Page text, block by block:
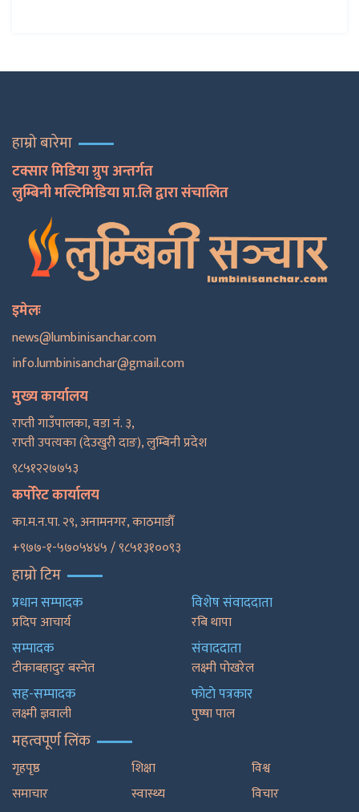
हाम्रो बारेमा
टक्सार मिडिया ग्रुप अन्तर्गत
लुम्बिनी मल्टिमिडिया प्रा.लि द्वारा संचालित
इमेलः
news@lumbinisanchar.com
info.lumbinisanchar@gmail.com
मुख्य कार्यालय
राप्ती गाउँपालका, वडा नं. ३,
राप्ती उपत्यका (देउखुरी दाङ), लुम्बिनी प्रदेश
९८५१२२७७५३
कर्पोरेट कार्यालय
का.म.न.पा. २९, अनामनगर, काठमाडाैँ
+९७७-१-५७०५४४५ / ९८५१३१००९३
हाम्रो टिम
प्रधान सम्पादक
प्रदिप आचार्य
सम्पादक
टीकाबहादुर बस्नेत
सह-सम्पादक
लक्ष्मी ज्ञवाली
विशेष संवाददाता
रबि थापा
संवाददाता
लक्ष्मी पोखरेल
फाेटाे पत्रकार
पुष्षा पाल
महत्वपूर्ण लिंक
गृहपृष्ठ
समाचार
शिक्षा
स्वास्थ्य
विश्व
विचार